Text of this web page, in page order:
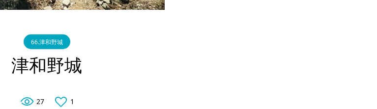
66.津和野城
津和野城
27 1